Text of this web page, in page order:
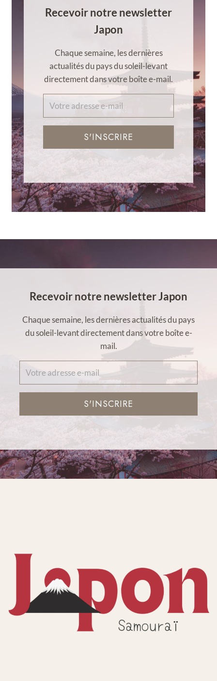
Recevoir notre newsletter
Japon
Chaque semaine, les dernières
actualités du pays du soleil-levant
directement dans votre boîte e-mail.
S'INSCRIRE
Recevoir notre newsletter Japon
Chaque semaine, les dernières actualités du pays
du soleil-levant directement dans votre boîte e-
mail.
S'INSCRIRE